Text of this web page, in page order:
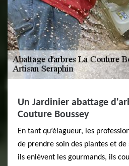
Un Jardinier abattage
Couture Boussey
En tant qu’élagueur, les
de prendre soin des plantes et de
ils enlèvent les gourmands, ils